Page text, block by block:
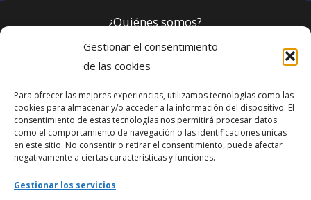
Gestionar el consentimiento
de las cookies
Para ofrecer las mejores experiencias, utilizamos tecnologías como las
cookies para almacenar y/o acceder a la información del dispositivo. El
consentimiento de estas tecnologías nos permitirá procesar datos
como el comportamiento de navegación o las identificaciones únicas
en este sitio. No consentir o retirar el consentimiento, puede afectar
negativamente a ciertas características y funciones.
Gestionar los servicios
¿Quiénes somos?
Política de privacidad
Webmaster
soporte@fotosdlahabana.com
Nuestro e-mail: